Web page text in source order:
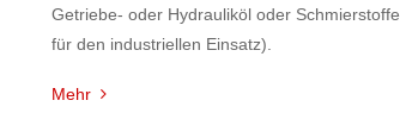
Getriebe- oder Hydrauliköl oder Schmierstoffe
für den industriellen Einsatz).
Mehr